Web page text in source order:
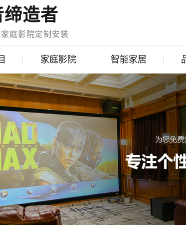
造者
庭影院定制安装
院
程
家庭影院 智能家居
智能调光
安防报警
智能家庭影院
背景音乐
高尔夫系统
电动窗帘
电动智能开关
英